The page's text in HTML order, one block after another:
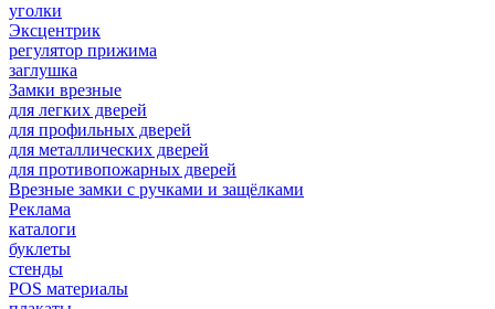
уголки
Эксцентрик
регулятор прижима
заглушка
Замки врезные
для легких дверей
для профильных дверей
для металлических дверей
для противопожарных дверей
Врезные замки с ручками и защёлками
Реклама
каталоги
буклеты
стенды
POS материалы